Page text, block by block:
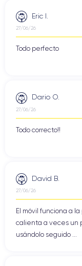
Eric I.
27/06/26
Todo perfecto
Dario O.
27/06/26
Todo correcto!!
David B.
27/06/26
El móvil funciona a
calienta a veces un
usándolo seguido ...